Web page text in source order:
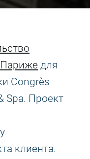
Париже для
Congrès
Spa. Проект
клиента.